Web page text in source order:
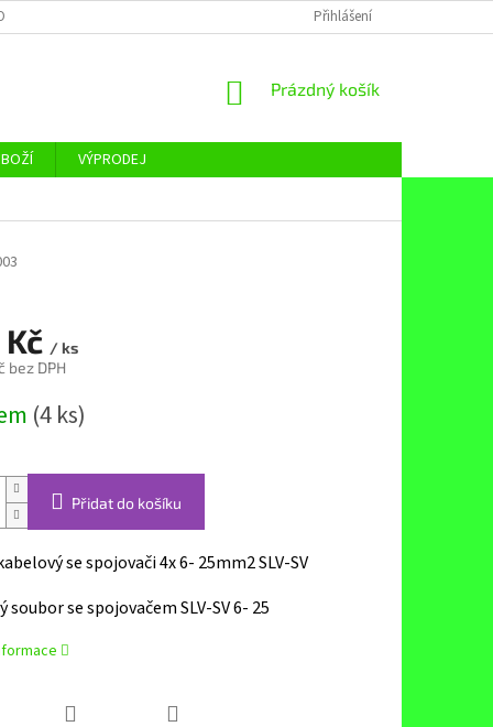
ÚDAJŮ Přihlášení
NÁKUPNÍ
Prázdný košík
VÝPRODEJ
/ ks
bez DPH
(4 ks)
Přidat do košíku
se spojovači 4x 6- 25mm2 SLV-SV
soubor se spojovačem SLV-SV 6- 25